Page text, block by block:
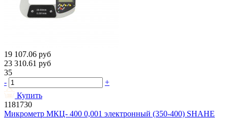
19 107.06 руб
23 310.61 руб
35
-
+
Купить
1181730
Микрометр МКЦ- 400 0,001 электронный (350-400) SHAHE